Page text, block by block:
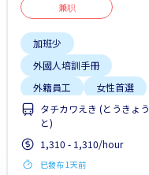
兼职
加班少
外國人培訓手冊
外籍員工
女性首選
支付交通費
タチカワえき (とうきょう
と)
1,310 - 1,310/hour
已發布 1天前